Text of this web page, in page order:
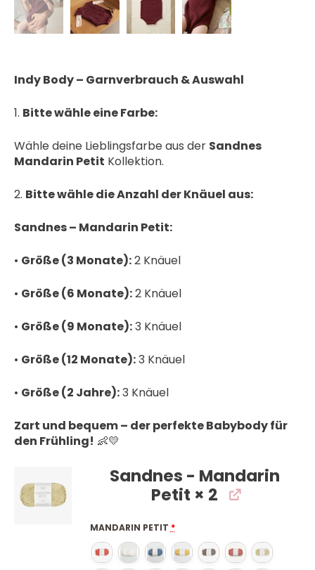
Indy Body – Garnverbrauch & Auswahl
1. Bitte wähle eine Farbe:
Wähle deine Lieblingsfarbe aus der Sandnes
Mandarin Petit Kollektion.
2. Bitte wähle die Anzahl der Knäuel aus:
Sandnes – Mandarin Petit:
• Größe (3 Monate):2 Knäuel
• Größe (6 Monate):2 Knäuel
• Größe (9 Monate):3 Knäuel
• Größe (12 Monate):3 Knäuel
• Größe (2 Jahre):3 Knäuel
Zart und bequem – der perfekte Babybody für
den Frühling! 👶💛
Sandnes - Mandarin
Petit × 2
MANDARIN PETIT *